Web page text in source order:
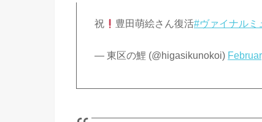
祝 豊田萌絵さん復活#ヴァイナルミ
— 東区の鯉 (@higasikunokoi)